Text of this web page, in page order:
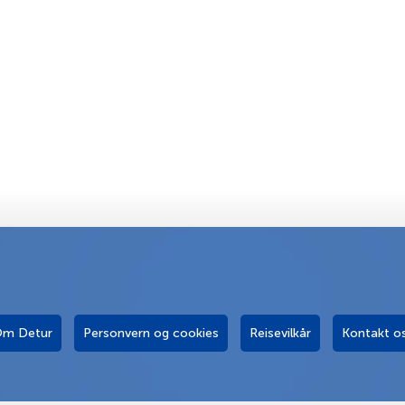
Detur Personvern og cookies Reisevilkår Kontakt